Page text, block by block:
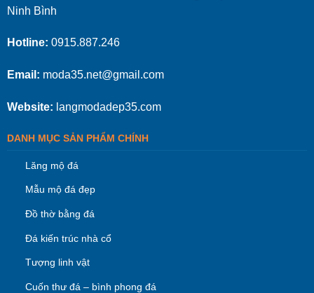
Ninh Bình
Hotline: 0915.887.246
Email: moda35.net@gmail.com
Website: langmodadep35.com
DANH MỤC SẢN PHẨM CHÍNH
Lăng mộ đá
Mẫu mộ đá đẹp
Đồ thờ bằng đá
Đá kiến trúc nhà cổ
Tượng linh vật
Cuốn thư đá – bình phong đá